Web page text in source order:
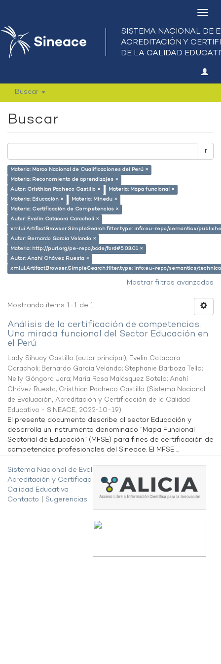
Buscar
Buscar
Ir
Materia: Marco Nacional de Cualificaciones del Perú ×
Materia: Reconomiento de aprendizajes ×
Autor: Cristhian Pacheco Castillo ×
Materia: Mapa funcional ×
Materia: Educación ×
Materia: Minedu ×
Materia: Certificación de Competencias ×
Autor: Evelin Catacora Caracholi ×
xmlui.ArtifactBrowser.SimpleSearch.filter.type: info:eu-repo/semantics/
Autor: Bernardo García Velando ×
Materia: http://purl.org/pe-repo/ocde/ford#5.03.01 ×
Autor: Anahí Chávez Ruesta ×
xmlui.ArtifactBrowser.SimpleSearch.filter.type: info:eu-repo/semantics/
Mostrar filtros avanzados
Mostrando ítems 1-1 de 1
Análisis de la certificación de competencias:
Una mirada funcional del Sector Educación en
el Perú
Lady Sihuay Castillo (autor principal); Evelin Catacora
Caracholi; Bernardo García Velando; Stephanie Barboza Tello;
Nelly Góngora Jara; María Rosa Malásquez Sotelo; Anahí
Chávez Ruesta; Cristhian Pacheco Castillo (Sistema Nacional
de Evaluación, Acreditación y Certificación de la Calidad
Educativa - SINEACE, 2022-10-19)
El presente documento describe al sector Educación y
desarrolla un instrumento denominado “Mapa Funcional
Sectorial de Educación” (MFSE) para fines de certificación de
competencias profesionales del Sineace. El MFSE ...
Sistema Nacional de Evaluación,
Acreditación y Certificación de la
Calidad Educativa
Contacto
Sugerencias